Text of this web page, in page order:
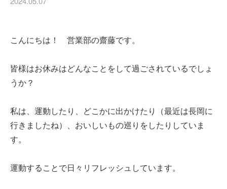
こんにちは！ 営業部の齋藤です。
皆様はお休みはどんなことをして過ごされているでしょ
うか？
私は、運動したり、どこかに出かけたり（最近は長岡に
行きましたね）、おいしいもの巡りをしたりしていま
す。
運動することで日々リフレッシュしています。